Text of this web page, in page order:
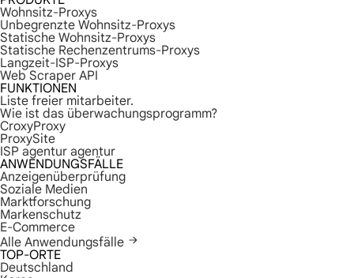
Wohnsitz-Proxys
Unbegrenzte Wohnsitz-Proxys
Statische Wohnsitz-Proxys
Statische Rechenzentrums-Proxys
Langzeit-ISP-Proxys
Web Scraper API
FUNKTIONEN
Liste freier mitarbeiter.
Wie ist das überwachungsprogramm?
CroxyProxy
ProxySite
ISP agentur agentur
ANWENDUNGSFÄLLE
Anzeigenüberprüfung
Soziale Medien
Marktforschung
Markenschutz
E-Commerce
Alle Anwendungsfälle
TOP-ORTE
Deutschland